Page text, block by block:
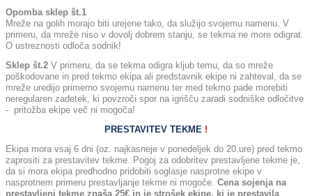
Opomba sklep št.1
Mreže na golih morajo biti urejene tako, da služijo svojemu namenu. V
primeru, da mreže niso v dovolj dobrem stanju, se tekma ne more odigrat.
O ustreznosti odloča sodnik!
Sklep št.2 V primeru, da se tekma odigra kljub temu, da so mreže
poškodovane in pred tekmo ekipa ali predstavnik ekipe ni zahteval, da se
mreže uredijo primerno svojemu namenu ter med tekmo pade morebiti
neregularen zadetek, ki povzroči spor na igrišču zaradi sodniške odločitve
- pritožba ekipe več ni mogoča!
PRESTAVITEV TEKME !
Ekipa mora vsaj 6 dni (oz. najkasneje v ponedeljek do 20.ure) pred tekmo
zaprositi za prestavitev tekme. Pogoj za odobritev prestavljene tekme je,
da si mora ekipa predhodno pridobiti soglasje nasprotne ekipe v
nasprotnem primeru prestavljanje tekme ni mogoče. Cena sojenja na
prestavljeni tekme znaša 25€ in je strošek ekipe, ki je prestavila